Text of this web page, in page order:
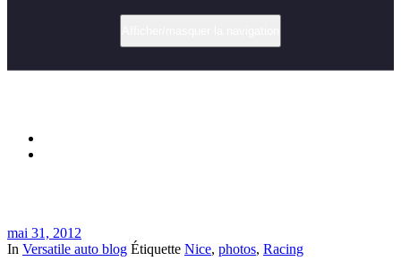
mai 31, 2012
In Versatile auto blog Étiquette Nice, photos, Racing